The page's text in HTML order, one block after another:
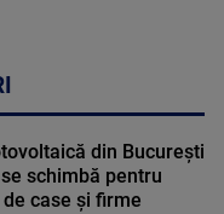
din București
schimbă pentru
case și firme